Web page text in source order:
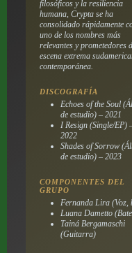
filosóficos y la resiliencia
humana, Crypta se ha
consolidado rápidamente
uno de los nombres más
relevantes y prometedores
escena extrema
contemporánea.
DISCOGRAFÍA
Echoes of the Soul
de estudio) – 2021
I Resign (Single/EP)
2022
Shades of Sorrow
de estudio) – 2023
COMPONENTES DEL
GRUPO
Fernanda Lira (Voz,
Luana Dametto
Tainá Bergamaschi
(Guitarra)